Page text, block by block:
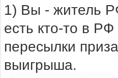
1) Вы - житель
есть кто-то в РФ
пересылки
выигрыша.